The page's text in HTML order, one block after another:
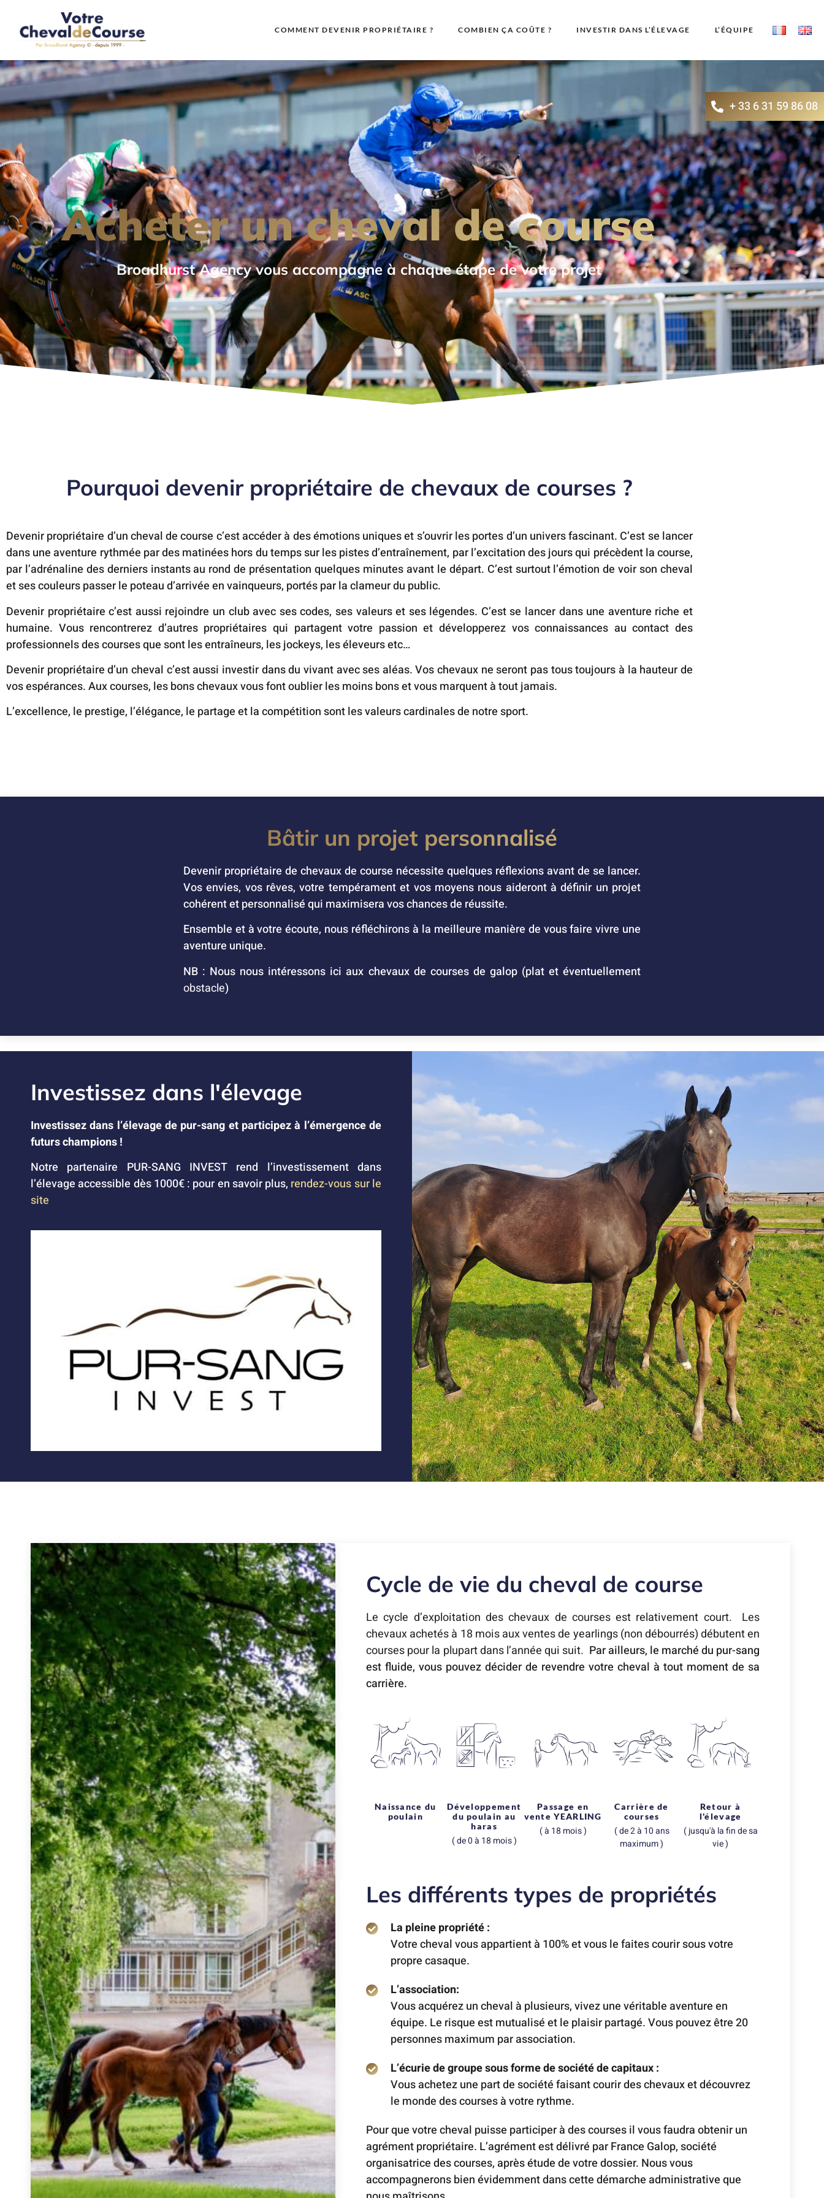
COMMENT DEVENIR PROPRIÉTAIRE ? COMBIEN ÇA COÛTE ? INVESTIR DANS L’ÉLEVAGE L’ÉQUIPE
+ 33 6 31 59 86 08
Acheter un cheval de course
Broadhurst Agency vous accompagne à chaque étape de votre projet
Pourquoi devenir propriétaire de chevaux de courses ?
Devenir propriétaire d’un cheval de course c’est accéder à des émotions uniques et s’ouvrir les portes d’un univers fascinant. C’est se lancer
dans une aventure rythmée par des matinées hors du temps sur les pistes d’entraînement, par l’excitation des jours qui précèdent la course,
par l’adrénaline des derniers instants au rond de présentation quelques minutes avant le départ. C’est surtout l’émotion de voir son cheval
et ses couleurs passer le poteau d’arrivée en vainqueurs, portés par la clameur du public.
Devenir propriétaire c’est aussi rejoindre un club avec ses codes, ses valeurs et ses légendes. C’est se lancer dans une aventure riche et
humaine. Vous rencontrerez d’autres propriétaires qui partagent votre passion et développerez vos connaissances au contact des
professionnels des courses que sont les entraîneurs, les jockeys, les éleveurs etc…
Devenir propriétaire d’un cheval c’est aussi investir dans du vivant avec ses aléas. Vos chevaux ne seront pas tous toujours à la hauteur de
vos espérances. Aux courses, les bons chevaux vous font oublier les moins bons et vous marquent à tout jamais.
L’excellence, le prestige, l’élégance, le partage et la compétition sont les valeurs cardinales de notre sport.
Bâtir un projet personnalisé
Devenir propriétaire de chevaux de course nécessite quelques réflexions avant de se lancer.
Vos envies, vos rêves, votre tempérament et vos moyens nous aideront à définir un projet
cohérent et personnalisé qui maximisera vos chances de réussite.
Ensemble et à votre écoute, nous réfléchirons à la meilleure manière de vous faire vivre une
aventure unique.
NB : Nous nous intéressons ici aux chevaux de courses de galop (plat et éventuellement
obstacle)
Investissez dans l'élevage
Investissez dans l’élevage de pur-sang et participez à l’émergence de
futurs champions !
Notre partenaire PUR-SANG INVEST rend l’investissement dans
l’élevage accessible dès 1000€ : pour en savoir plus, rendez-vous sur le
site
Cycle de vie du cheval de course
Le cycle d’exploitation des chevaux de courses est relativement court.
Les
chevaux achetés à 18 mois aux ventes de yearlings (non débourrés) débutent en
courses pour la plupart dans l’année qui suit. Par ailleurs, le marché du pur-sang
est fluide, vous pouvez décider de revendre votre cheval à tout moment de sa
carrière.
Naissance du
poulain
Développement
du poulain au
haras
( de 0 à 18 mois )
Passage en
vente YEARLING
( à 18 mois )
Carrière de
courses
( de 2 à 10 ans
maximum )
Retour à
l'élevage
( jusqu'à la fin de sa
vie )
Les différents types de propriétés
La pleine propriété :
Votre cheval vous appartient à 100% et vous le faites courir sous votre
propre casaque.
L’association:
Vous acquérez un cheval à plusieurs, vivez une véritable aventure en
équipe. Le risque est mutualisé et le plaisir partagé. Vous pouvez être 20
personnes maximum par association.
L’écurie de groupe sous forme de société de capitaux :
Vous achetez une part de société faisant courir des chevaux et découvrez
le monde des courses à votre rythme.
Pour que votre cheval puisse participer à des courses il vous faudra obtenir un
agrément propriétaire. L’agrément est délivré par France Galop, société
organisatrice des courses, après étude de votre dossier. Nous vous
accompagnerons bien évidemment dans cette démarche administrative que